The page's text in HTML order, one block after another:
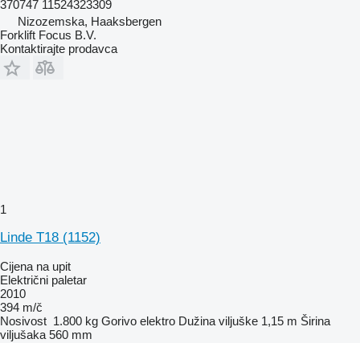
370747 11524323309
Nizozemska, Haaksbergen
Forklift Focus B.V.
Kontaktirajte prodavca
1
Linde T18 (1152)
Cijena na upit
Električni paletar
2010
394 m/č
Nosivost 1.800 kg Gorivo elektro Dužina viljuške 1,15 m Širina
viljušaka 560 mm